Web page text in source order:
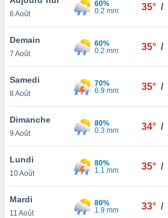
et
»,
au
vous
qu'ils
ou
le
ainsi
un
6 Août
60%
0.2 mm
35° /
Demain
7 Août
60%
0.2 mm
35° /
Samedi
8 Août
70%
6.9 mm
35° /
Dimanche
9 Août
80%
0.3 mm
34° /
Lundi
10 Août
80%
1.1 mm
35° /
Mardi
11 Août
80%
1.9 mm
33° /